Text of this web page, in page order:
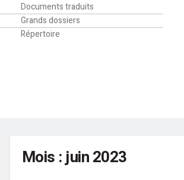
Documents traduits
Grands dossiers
Répertoire
Mois :juin 2023